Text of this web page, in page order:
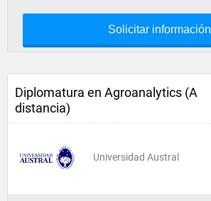
Solicitar información
Diplomatura en Agroanalytics (A
distancia)
Universidad Austral